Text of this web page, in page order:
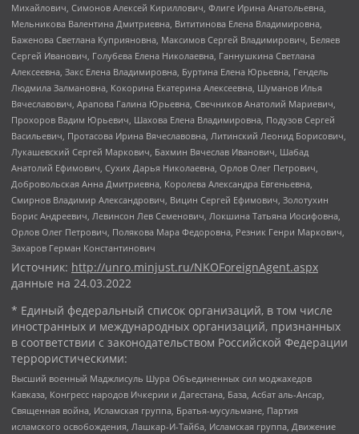
Михайлович, Симонов Алексей Кириллович, Флиге Ирина Анатольевна,
Мельникова Валентина Дмитриевна, Вититинова Елена Владимировна,
Баженова Светлана Куприяновна, Максимов Сергей Владимирович, Беляев
Сергей Иванович, Голубева Елена Николаевна, Ганнушкина Светлана
Алексеевна, Закс Елена Владимировна, Буртина Елена Юрьевна, Гендель
Людмила Залмановна, Кокорина Екатерина Алексеевна, Шуманов Илья
Вячеславович, Арапова Галина Юрьевна, Свечников Анатолий Мариевич,
Прохоров Вадим Юрьевич, Шахова Елена Владимировна, Подузов Сергей
Васильевич, Протасова Ирина Вячеславовна, Литинский Леонид Борисович,
Лукашевский Сергей Маркович, Бахмин Вячеслав Иванович, Шабад
Анатолий Ефимович, Сухих Дарья Николаевна, Орлов Олег Петрович,
Добровольская Анна Дмитриевна, Королева Александра Евгеньевна,
Смирнов Владимир Александрович, Вицин Сергей Ефимович, Золотухин
Борис Андреевич, Левинсон Лев Семенович, Локшина Татьяна Иосифовна,
Орлов Олег Петрович, Полякова Мара Федоровна, Резник Генри Маркович,
Захаров Герман Константинович
Источник: http://unro.minjust.ru/NKOForeignAgent.aspx
данные на 24.03.2022
* Единый федеральный список организаций, в том числе
иностранных и международных организаций, признанных
в соответствии с законодательством Российской Федерации
террористическими:
Высший военный Маджлисуль Шура Объединенных сил моджахедов
Кавказа, Конгресс народов Ичкерии и Дагестана, База, Асбат аль-Ансар,
Священная война, Исламская группа, Братья-мусульмане, Партия
исламского освобождения, Лашкар-И-Тайба, Исламская группа, Движение